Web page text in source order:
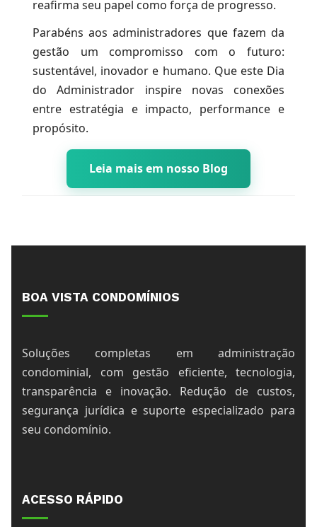
reafirma seu papel como força de progresso.
Parabéns aos administradores que fazem da
gestão um compromisso com o futuro:
sustentável, inovador e humano. Que este Dia
do Administrador inspire novas conexões
entre estratégia e impacto, performance e
propósito.
Leia mais em nosso Blog
BOA VISTA CONDOMÍNIOS
Soluções completas em administração
condominial, com gestão eficiente, tecnologia,
transparência e inovação. Redução de custos,
segurança jurídica e suporte especializado para
seu condomínio.
ACESSO RÁPIDO